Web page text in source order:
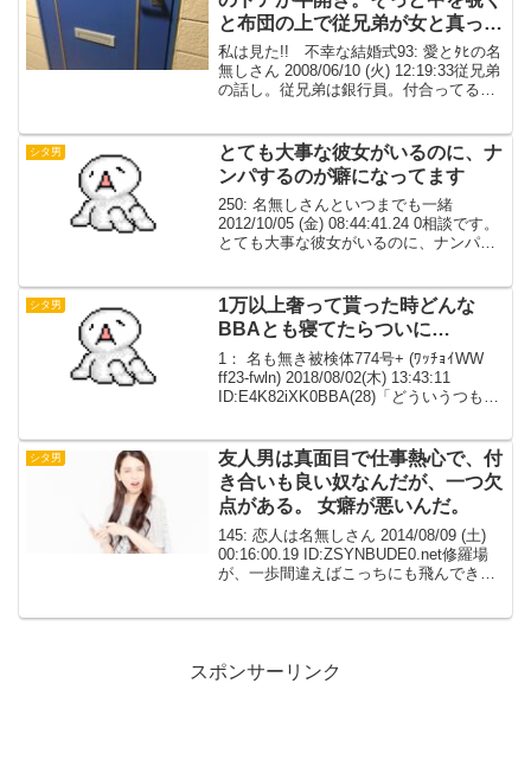
と布団の上で従兄弟が女と真っ最
中。
私は見た!! 不幸な結婚式93: 愛とﾀﾋの名
無しさん 2008/06/10 (火) 12:19:33従兄弟
の話し。従兄弟は銀行員。付合ってる彼
ひっくるめて準備を進めて...
シタ男
とても大事な彼女がいるのに、ナ
ンパするのが癖になってます
250: 名無しさんといつまでも一緒
2012/10/05 (金) 08:44:41.24 0相談です。
とても大事な彼女がいるのに、ナンパす
いている女性がいたら、ほぼ...
シタ男
1万以上奢って貰った時どんな
BBAとも寝てたらついに…
1： 名も無き被検体774号+ (ﾜｯﾁｮｲWW
ff23-fwln) 2018/08/02(木) 13:43:11
ID:E4K82iXK0BBA(28)「どういうつもり
シタ男
友人男は真面目で仕事熱心で、付
き合いも良い奴なんだが、一つ欠
点がある。 女癖が悪いんだ。
145: 恋人は名無しさん 2014/08/09 (土)
00:16:00.19 ID:ZSYNBUDE0.net修羅場
が、一歩間違えばこっちにも飛んできそ
スポンサーリンク